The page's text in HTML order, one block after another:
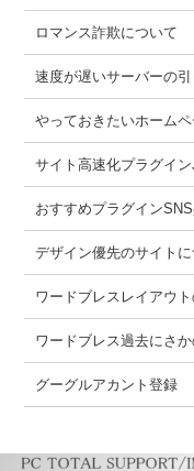
ロマンス詐欺について
速度が遅いサーバーの
やっておきたいホームペ
サイト高速化プラグイ
おすすめプラグイン
デザイン優先のサイト
ワードブレスレイアウ
ワードブレス過去にさか
グーグルアカント登録